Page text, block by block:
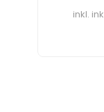
inkl.